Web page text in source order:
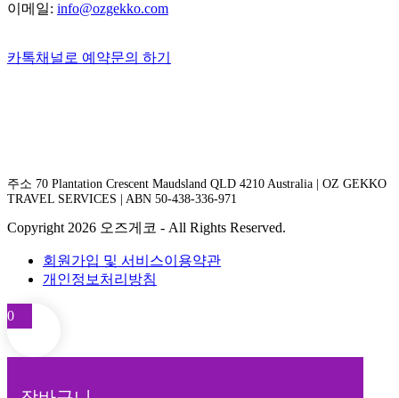
이메일: info@ozgekko.com
카톡채널로 예약문의 하기
주소 70 Plantation Crescent Maudsland QLD 4210 Australia | OZ GEKKO
TRAVEL SERVICES | ABN 50-438-336-971
Copyright 2026 오즈게코 - All Rights Reserved.
회원가입 및 서비스이용약관
개인정보처리방침
0